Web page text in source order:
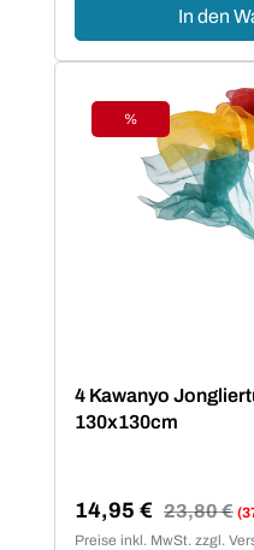
In den
Rabatt
%
4 Kawanyo
130x130cm
Verkaufspreis:
14,95 € Regulärer
23,80 €
Preise inkl. MwSt. zzgl.